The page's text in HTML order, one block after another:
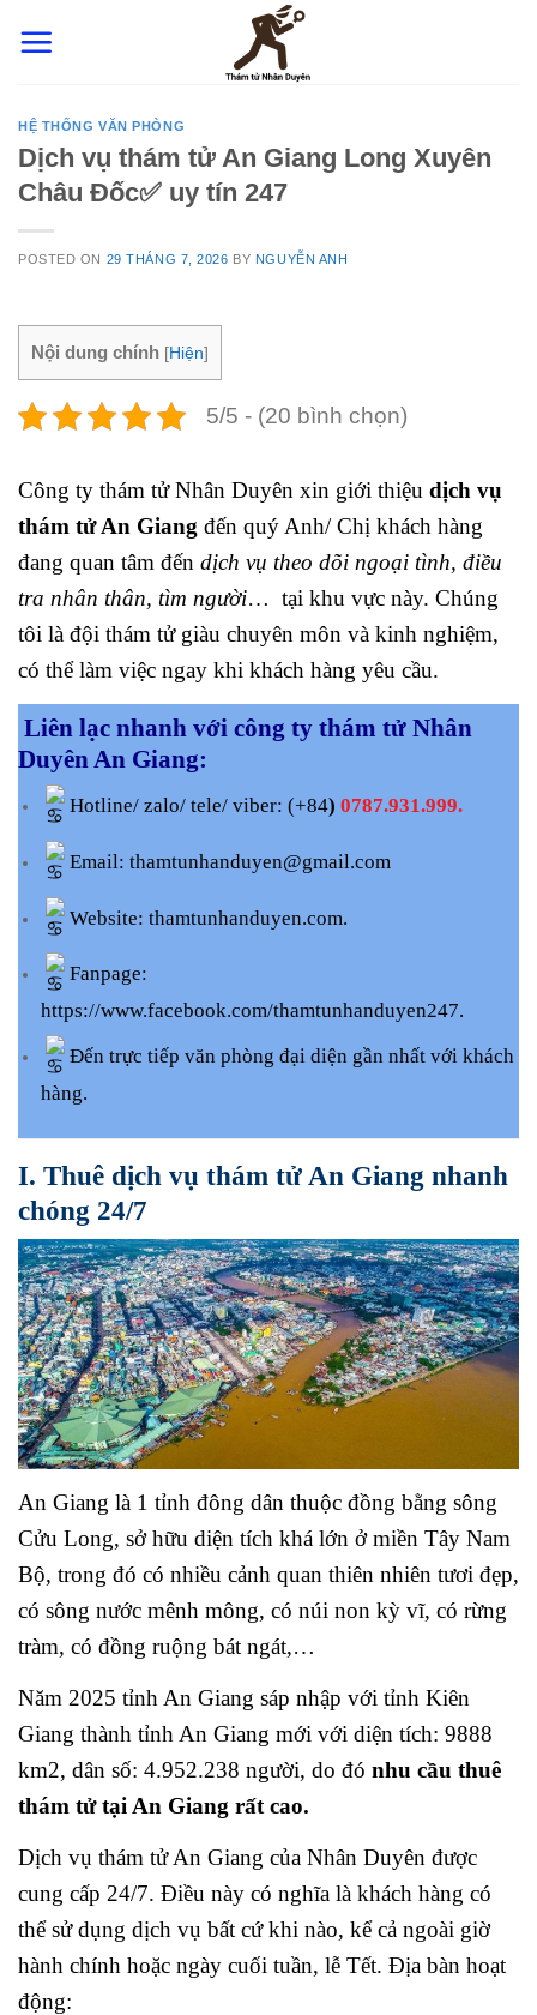
HỆ THỐNG VĂN PHÒNG
Dịch vụ thám tử An Giang Long Xuyên
Châu Đốc✅ uy tín 247
POSTED ON 29 THÁNG 7, 2026 BY NGUYỄN ANH
Nội dung chính [Hiện]
5/5 - (20 bình chọn)
Công ty thám tử Nhân Duyên xin giới thiệu dịch vụ
thám tử An Giang đến quý Anh/ Chị khách hàng
đang quan tâm đến dịch vụ theo dõi ngoại tình, điều
tra nhân thân, tìm người… tại khu vực này. Chúng
tôi là đội thám tử giàu chuyên môn và kinh nghiệm,
có thể làm việc ngay khi khách hàng yêu cầu.
Liên lạc nhanh với công ty thám tử Nhân
Duyên An Giang:
Hotline/ zalo/ tele/ viber: (+84) 0787.931.999.
Email: thamtunhanduyen@gmail.com
Website: thamtunhanduyen.com.
Fanpage:
https://www.facebook.com/thamtunhanduyen247.
Đến trực tiếp văn phòng đại diện gần nhất với khách
hàng.
I. Thuê dịch vụ thám tử An Giang nhanh
chóng 24/7
An Giang là 1 tỉnh đông dân thuộc đồng bằng sông
Cửu Long, sở hữu diện tích khá lớn ở miền Tây Nam
Bộ, trong đó có nhiều cảnh quan thiên nhiên tươi đẹp,
có sông nước mênh mông, có núi non kỳ vĩ, có rừng
tràm, có đồng ruộng bát ngát,…
Năm 2025 tỉnh An Giang sáp nhập với tỉnh Kiên
Giang thành tỉnh An Giang mới với diện tích: 9888
km2, dân số: 4.952.238 người, do đó nhu cầu thuê
thám tử tại An Giang rất cao.
Dịch vụ thám tử An Giang của Nhân Duyên được
cung cấp 24/7. Điều này có nghĩa là khách hàng có
thể sử dụng dịch vụ bất cứ khi nào, kể cả ngoài giờ
hành chính hoặc ngày cuối tuần, lễ Tết. Địa bàn hoạt
động: